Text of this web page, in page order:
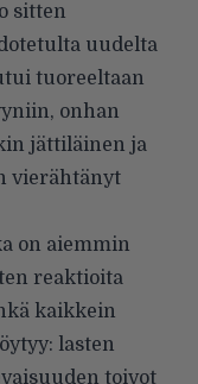
sitten
uudelta
tuoreeltaan
onhan
jättiläinen ja
vierähtänyt
on aiemmin
reaktioita
kaikkein
lasten
toivot